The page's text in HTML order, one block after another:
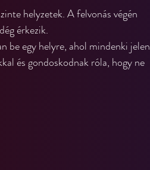
helyzetek. A felvonás végén
érkezik.
be egy helyre, ahol mindenki jelen
és gondoskodnak róla, hogy ne